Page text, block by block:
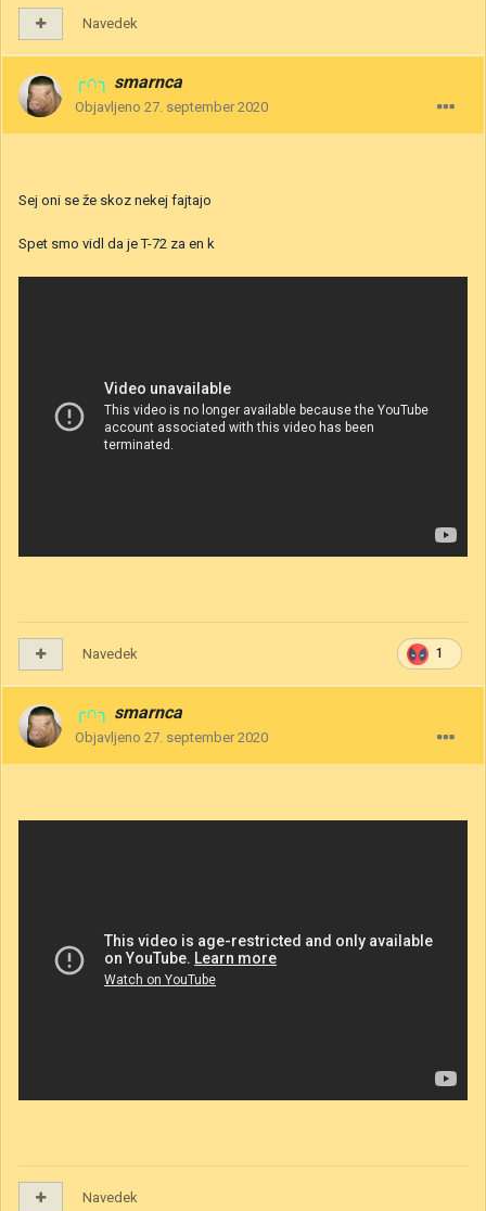
Navedek
╭∩╮ smarnca
Objavljeno 27. september 2020
Sej oni se že skoz nekej fajtajo
Spet smo vidl da je T-72 za en k
1
Navedek
╭∩╮ smarnca
Objavljeno 27. september 2020
Navedek